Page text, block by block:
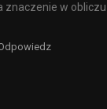
znaczenie w